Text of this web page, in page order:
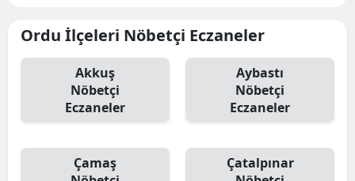
Ordu İlçeleri Nöbetçi Eczaneler
Akkuş
Nöbetçi
Eczaneler
Aybastı
Nöbetçi
Eczaneler
Çamaş
Çatalpınar